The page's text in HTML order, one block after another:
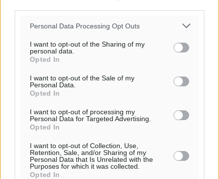
Personal Data Processing Opt Outs
I want to opt-out of the Sharing of my
personal data.
Opted In
I want to opt-out of the Sale of my
Personal Data.
Opted In
I want to opt-out of processing my
Personal Data for Targeted Advertising.
Opted In
I want to opt-out of Collection, Use,
Retention, Sale, and/or Sharing of my
Personal Data that Is Unrelated with the
Purposes for which it was collected.
Opted In
Ελλάδα
Τοπικές Ειδήσεις• πριν 11 ώρες
στην Πάτμο
Τοπικές Ειδήσεις
Οι συναντήσεις που είχε κατά την επίσκεψη του στη
Ρόδο ο Πρέσβης της Βραζιλίας στην Ελλάδα
Τοπικές Ειδήσεις• πριν 12 ώρες
Γερμανική αγορά: Έλλειψη προσιτών ξενοδοχείων